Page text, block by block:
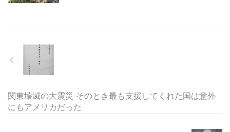
関東壊滅の大震災 そのとき最も支援してくれた国は意外
にもアメリカだった